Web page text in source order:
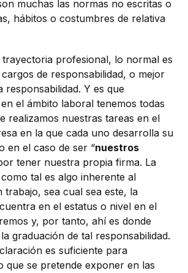
muchas las normas no escritas o
hábitos o costumbres de relativa
trayectoria profesional, lo normal es
de responsabilidad, o mejor
responsabilidad. Y es que
el ámbito laboral tenemos todas
realizamos nuestras tareas en el
en la que cada uno desarrolla su
en el caso de ser “nuestros
tener nuestra propia firma. La
tal es algo inherente al
trabajo, sea cual sea este, la
en el estatus o nivel en el
y, por tanto, ahí es donde
graduación de tal responsabilidad.
es suficiente para
que se pretende exponer en las